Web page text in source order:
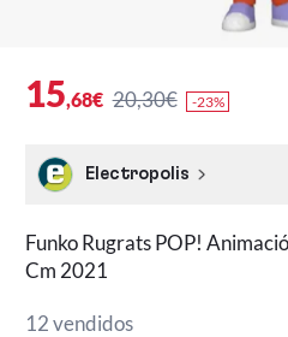
15,68€ 20,30€ -23%
Electropolis
Funko Rugrats POP!
Cm 2021
12 vendidos